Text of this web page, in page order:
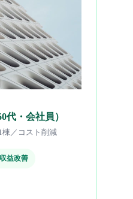
代・会社員）
棟／コスト削減
収益改善